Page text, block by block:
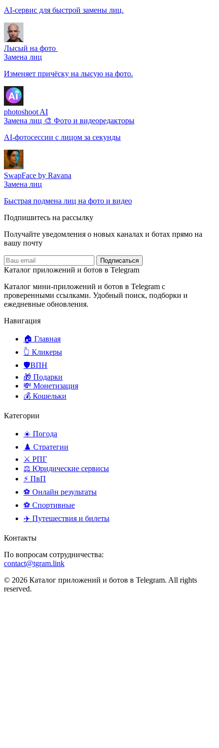
AI-сервис для быстрой замены лиц.
Лысый на фото ‍
Замена лиц
Изменяет причёску на лысую на фото.
photoshoot AI
Замена лиц 🎨 Фото и видеоредакторы
AI-фотосессии с лицом за секунды
SwapFace by Ravana
Замена лиц
Быстрая подмена лиц на фото и видео
Подпишитесь на рассылку
Получайте уведомления о новых каналах и ботаx прямо на
вашу почту
Подписаться
Каталог приложений и ботов в Telegram
Каталог мини-приложений и ботов в Telegram с
проверенными ссылками. Удобный поиск, подборки и
ежедневные обновления.
Навигация
🏠 Главная
👆 Кликеры
🛡️ВПН
🎁 Подарки
💸 Монетизация
💰 Кошельки
Категории
☀️ Погода
♟️ Стратегии
⚔️ РПГ
⚖️ Юридические сервисы
⚡ ПвП
⚽ Онлайн результаты
⚽ Спортивные
✈️ Путешествия и билеты
Контакты
По вопросам сотрудничества:
contact@tgram.link
© 2026 Каталог приложений и ботов в Telegram. All rights
reserved.